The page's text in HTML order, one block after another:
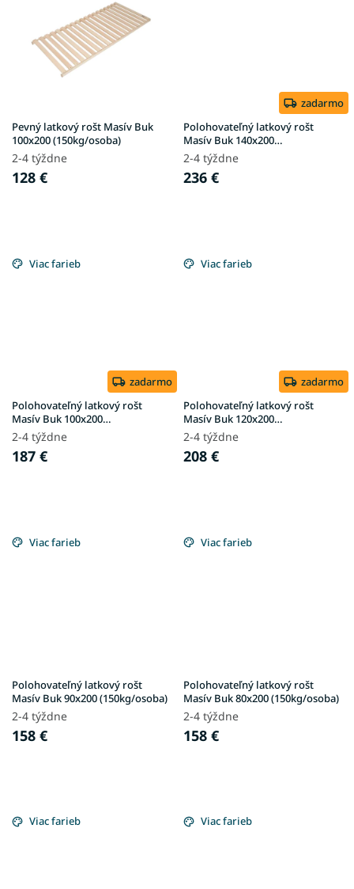
Pevný latkový rošt Masív Buk
100x200 (150kg/osoba)
2-4 týždne
128 €
zadarmo
Polohovateľný latkový rošt
Masív Buk 140x200
(150kg/osoba)
2-4 týždne
236 €
Viac farieb
zadarmo
Polohovateľný latkový rošt
Masív Buk 100x200
(150kg/osoba)
2-4 týždne
187 €
Viac farieb
zadarmo
Polohovateľný latkový rošt
Masív Buk 120x200
(150kg/osoba)
2-4 týždne
208 €
Viac farieb
Polohovateľný latkový rošt
Masív Buk 90x200 (150kg/osoba)
2-4 týždne
158 €
Viac farieb
Polohovateľný latkový rošt
Masív Buk 80x200 (150kg/osoba)
2-4 týždne
158 €
Viac farieb Viac farieb